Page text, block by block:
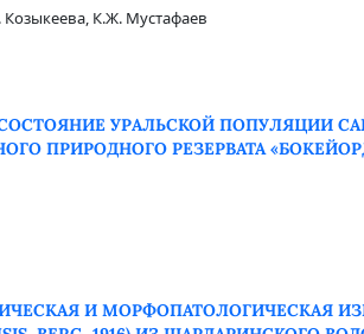
Козыкеева, К.Ж. Мустафаев
УРАЛЬСКОЙ ПОПУЛЯЦИИ
ПРИРОДНОГО РЕЗЕРВАТА
И МОРФОПАТОЛОГИЧЕСКАЯ